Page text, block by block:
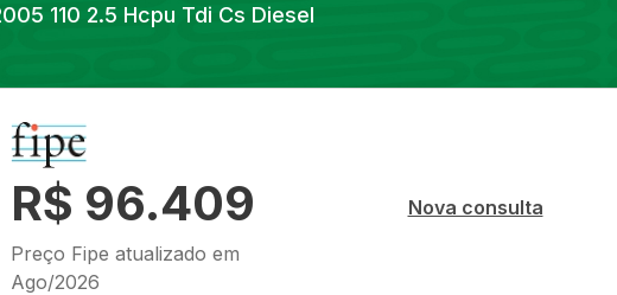
110 2.5 Hcpu Tdi Cs Diesel
R$ 96.409
Preço Fipe atualizado em
Ago/2026
Nova consulta